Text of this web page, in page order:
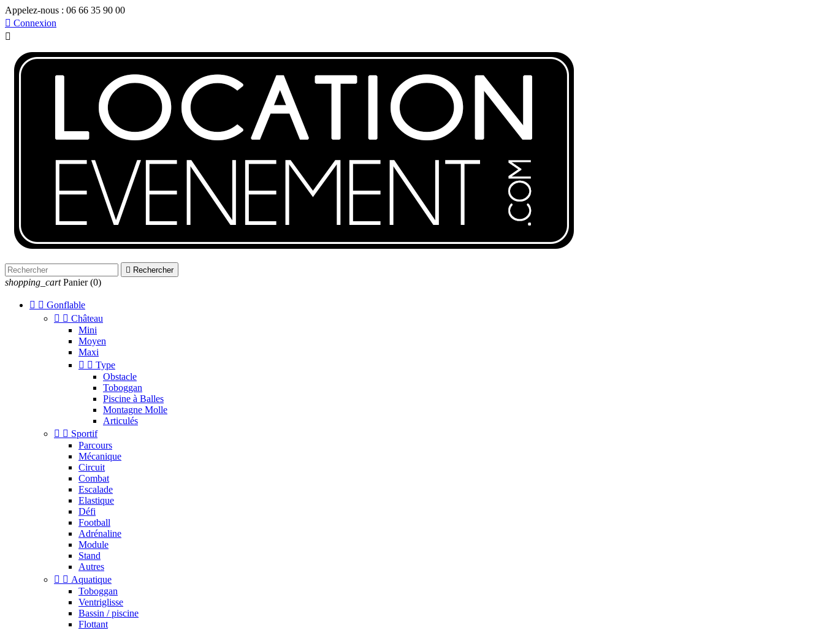
Appelez-nous : 06 66 35 90 00
 Connexion

 Rechercher
shopping_cart Panier (0)
  Gonflable
  Château
Mini
Moyen
Maxi
  Type
Obstacle
Toboggan
Piscine à Balles
Montagne Molle
Articulés
  Sportif
Parcours
Mécanique
Circuit
Combat
Escalade
Elastique
Défi
Football
Adrénaline
Module
Stand
Autres
  Aquatique
Toboggan
Ventriglisse
Bassin / piscine
Flottant